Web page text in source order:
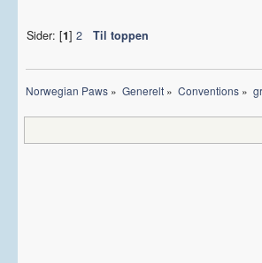
Sider: [1] 2 Til toppen
Norwegian Paws » Generelt» Conventions»